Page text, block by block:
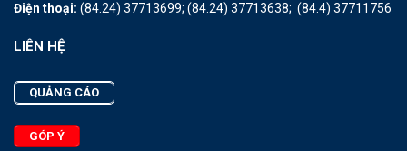
Điện thoại: (84.24) 37713699; (84.24) 37713638; (84.4) 37711756
LIÊN HỆ
QUẢNG CÁO
GÓP Ý